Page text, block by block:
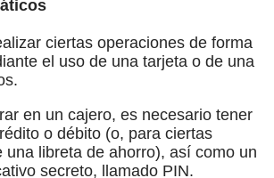
ciertas operaciones de forma
el uso de una tarjeta o de una
en un cajero, es necesario tener
o débito (o, para ciertas
una libreta de ahorro), así como un
secreto, llamado PIN.